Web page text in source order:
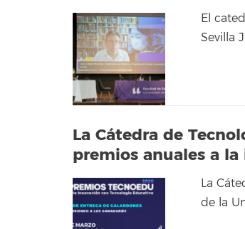
El
Sevilla
La Cátedra de
premios anuales a
La
de la